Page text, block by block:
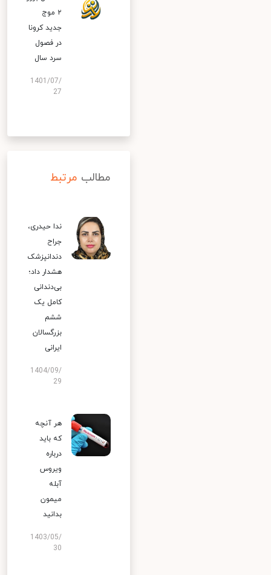
۲ موج
جدید کرونا
در فصول
سرد سال
1401/07/
27
مطالب مرتبط
ندا حیدری،
جراح
دندانپزشک
هشدار داد؛
بی‌دندانی
کامل یک
ششم
بزرگسالان
ایرانی
1404/09/
29
هر آنچه
که باید
درباره
ویروس
آبله
میمون
بدانید
1403/05/
30